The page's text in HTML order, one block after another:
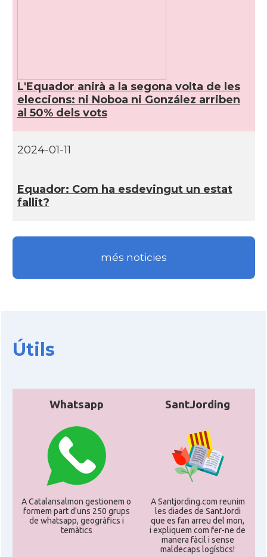
L'Equador anirà a la segona volta de les
eleccions: ni Noboa ni González arriben
al 50% dels vots
2024-01-11
Equador: Com ha esdevingut un estat
fallit?
més noticies
Útils
Whatsapp
A Catalansalmon gestionem o
formem part d'uns 250 grups
de whatsapp, geogràfics i
temàtics
SantJording
A Santjording.com reunim
les diades de SantJordi
que es fan arreu del mon,
i expliquem com fer-ne de
manera fàcil i sense
maldecaps logí­stics!